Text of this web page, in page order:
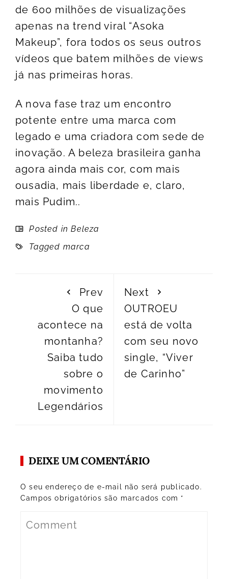
de 600 milhões de visualizações
apenas na trend viral “Asoka
Makeup”, fora todos os seus outros
vídeos que batem milhões de views
já nas primeiras horas.
A nova fase traz um encontro
potente entre uma marca com
legado e uma criadora com sede de
inovação. A beleza brasileira ganha
agora ainda mais cor, com mais
ousadia, mais liberdade e, claro,
mais Pudim..
Posted inBeleza
Tagged marca
Prev
O que
acontece na
montanha?
Saiba tudo
sobre o
movimento
Legendários
Next
OUTROEU
está de volta
com seu novo
single, “Viver
de Carinho”
DEIXE UM COMENTÁRIO
O seu endereço de e-mail não será publicado.
Campos obrigatórios são marcados com *